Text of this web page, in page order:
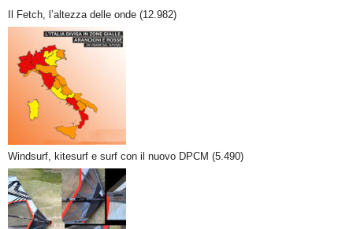
Il Fetch, l’altezza delle onde (12.982)
Windsurf, kitesurf e surf con il nuovo DPCM (5.490)